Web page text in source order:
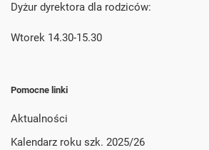
Dyżur dyrektora dla rodziców:
Wtorek 14.30-15.30
Pomocne linki
Aktualności
Kalendarz roku szk. 2025/26